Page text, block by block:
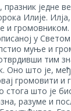
празник једне
Илије.
и громовником.
у
муње и
тим
Оно што је,
громовити и
стога што је
разуме и